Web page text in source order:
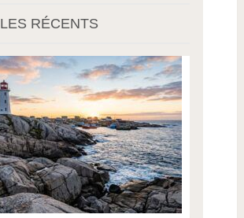
RÉCENTS